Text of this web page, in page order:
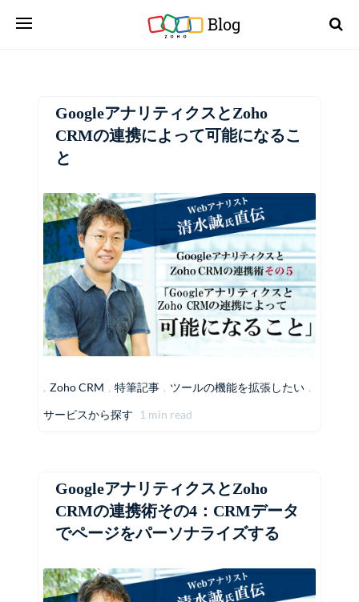
Blog
GoogleアナリティクスとZoho
CRMの連携によって可能になるこ
と
, Zoho CRM , 特筆記事 , ツールの機能を拡張したい ,
サービスから探す
1 min read
GoogleアナリティクスとZoho
CRMの連携術その4：CRMデータ
でページをパーソナライズする